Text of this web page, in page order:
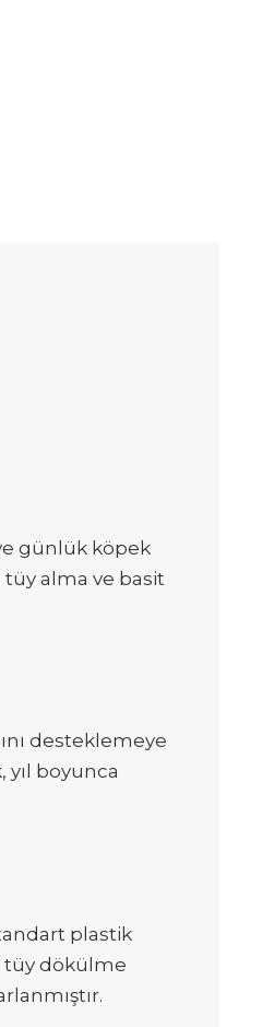
günlük köpek
alma ve basit
desteklemeye
yıl boyunca
plastik
tüy dökülme